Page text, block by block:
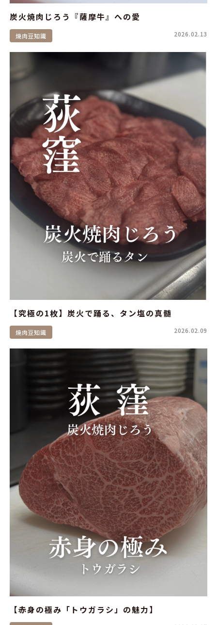
炭火焼肉じろう『薩摩牛』への愛
焼肉豆知識 2026.02.13
【究極の1枚】炭火で踊る、タン塩の真髄
焼肉豆知識 2026.02.09
【赤身の極み「トウガラシ」の魅力】